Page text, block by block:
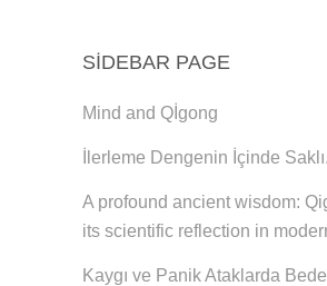
SIDEBAR PAGE
Mind and Qİgong
İlerleme Dengenin İçinde Saklı.
A profound ancient wisdom:
its scientific reflection in
Kaygı ve Panik Ataklarda